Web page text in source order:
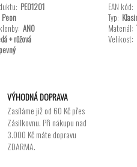
PEO1201 EAN kód:
Peon
Typ:
ANO Materiál:
+ růžová
Velikost:
VÝHODNÁ DOPRAVA
Zasíláme již od 60 Kč přes
Zásilkovnu. Při nákupu nad
3.000 Kč máte dopravu
ZDARMA.